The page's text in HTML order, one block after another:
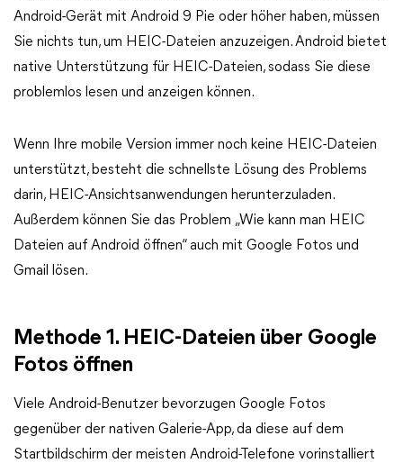
Android-Gerät mit Android 9 Pie oder höher haben, müssen
Sie nichts tun, um HEIC-Dateien anzuzeigen. Android bietet
native Unterstützung für HEIC-Dateien, sodass Sie diese
problemlos lesen und anzeigen können.
Wenn Ihre mobile Version immer noch keine HEIC-Dateien
unterstützt, besteht die schnellste Lösung des Problems
darin, HEIC-Ansichtsanwendungen herunterzuladen.
Außerdem können Sie das Problem „Wie kann man HEIC
Dateien auf Android öffnen“ auch mit Google Fotos und
Gmail lösen.
Methode 1. HEIC-Dateien über Google
Fotos öffnen
Viele Android-Benutzer bevorzugen Google Fotos
gegenüber der nativen Galerie-App, da diese auf dem
Startbildschirm der meisten Android-Telefone vorinstalliert